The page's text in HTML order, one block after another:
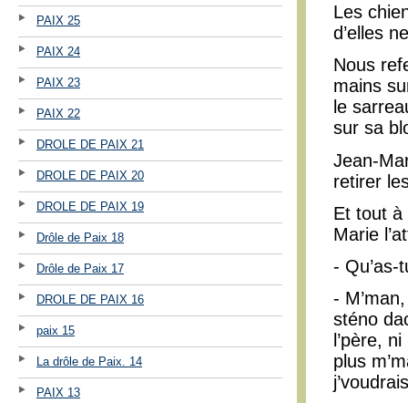
PAIX 25
PAIX 24
PAIX 23
PAIX 22
DROLE DE PAIX 21
DROLE DE PAIX 20
DROLE DE PAIX 19
Drôle de Paix 18
Drôle de Paix 17
DROLE DE PAIX 16
paix 15
La drôle de Paix. 14
PAIX 13
Les
d’elles
Nous
mains
le
sur sa
Jean-
retirer
Et tout à
Marie
- Qu’as-
-
sténo
l’père,
plus